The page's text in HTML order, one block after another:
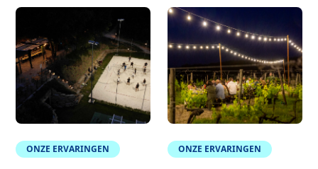
ONZE ERVARINGEN ONZE ERVARINGEN